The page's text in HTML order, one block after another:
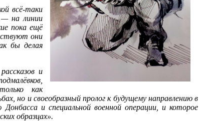
всё-таки
— на линии
пока ещё
они
бы делая
и
как
но и своеобразный пролог к будущему направлению в
и специальной военной операции, и которое
образцах».